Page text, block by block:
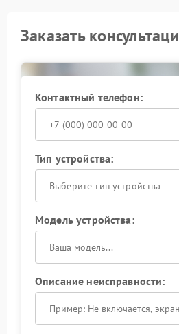
Заказать
Контактный телефон:
Тип устройства:
Выберите тип устройства
Модель устройства:
Описание неисправности: